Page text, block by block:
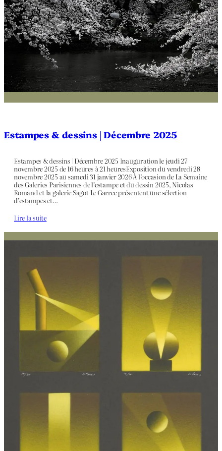
Estampes & dessins | Décembre 2025
Estampes & dessins | Décembre 2025 Inauguration le jeudi 27
novembre 2025 de 16 heures à 21 heuresExposition du vendredi 28
novembre 2025 au samedi 31 janvier 2026 À l’occasion de La Semaine
des Galeries Parisiennes de l’estampe et du dessin 2025, Nicolas
Romand et la galerie Sagot Le Garrec présentent une sélection
d’estampes et…
Lire la suite